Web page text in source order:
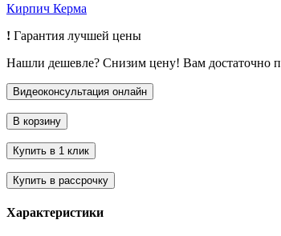
Кирпич Керма
! Гарантия лучшей цены
Нашли дешевле? Снизим цену! Вам достаточно
Характеристики